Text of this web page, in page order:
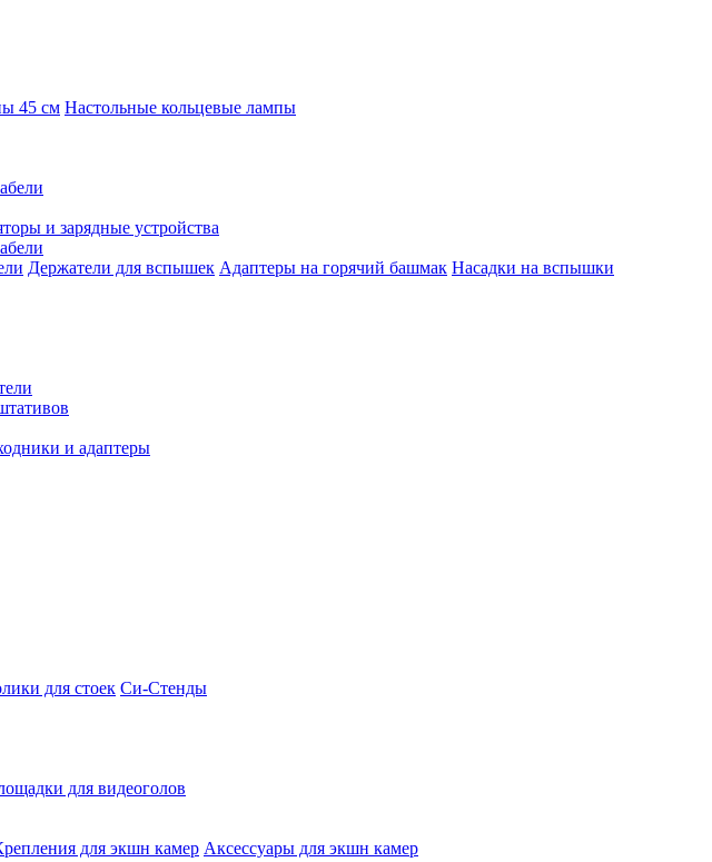
45 см Настольные кольцевые лампы
и зарядные устройства
Держатели для вспышек Адаптеры на горячий башмак Насадки на вспышки
и адаптеры
для стоек Си-Стенды
для видеоголов
для экшн камер Аксессуары для экшн камер